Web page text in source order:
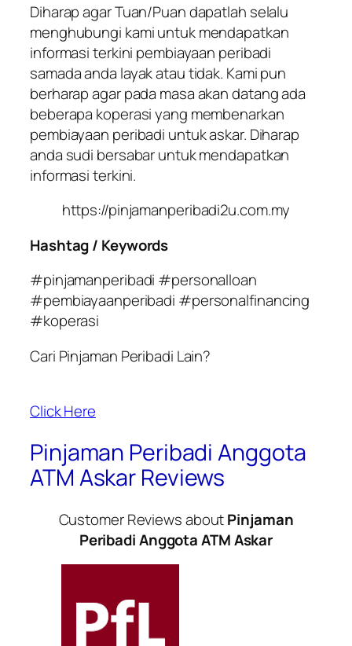
Diharap agar Tuan/Puan dapatlah selalu
menghubungi kami untuk mendapatkan
informasi terkini pembiayaan peribadi
samada anda layak atau tidak. Kami pun
berharap agar pada masa akan datang ada
beberapa koperasi yang membenarkan
pembiayaan peribadi untuk askar. Diharap
anda sudi bersabar untuk mendapatkan
informasi terkini.
https://pinjamanperibadi2u.com.my
Hashtag / Keywords
#pinjamanperibadi #personalloan
#pembiayaanperibadi #personalfinancing
#koperasi
Cari Pinjaman Peribadi Lain?
Click Here
Pinjaman Peribadi Anggota
ATM Askar Reviews
Customer Reviews aboutPinjaman
Peribadi Anggota ATM Askar